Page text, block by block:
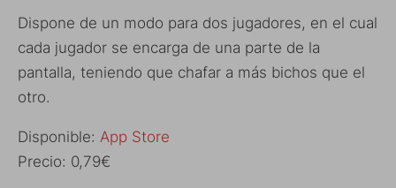
Dispone de un modo para dos jugadores, en el cual
cada jugador se encarga de una parte de la
pantalla, teniendo que chafar a más bichos que el
otro.
Disponible: App Store
Precio: 0,79€